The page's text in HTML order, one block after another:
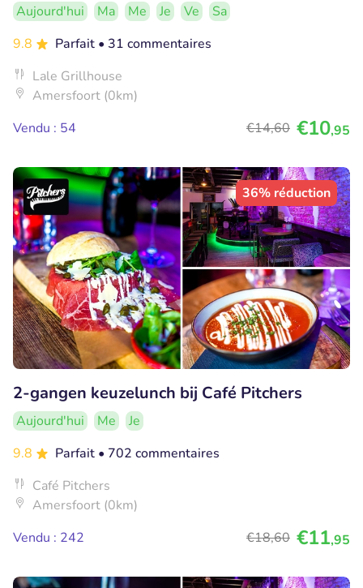
Aujourd'hui Ma Me Je Ve
Sa
9.8
Parfait • 31 commentaires
Lale Grillhouse
Amersfoort (0km)
Vendu : 54
€14,60 €10,95
36% réduction
2-gangen keuzelunch bij Café Pitchers
Aujourd'hui Me
Je
9.8
Parfait • 702 commentaires
Café Pitchers
Amersfoort (0km)
Vendu : 242
€18,60 €11,95